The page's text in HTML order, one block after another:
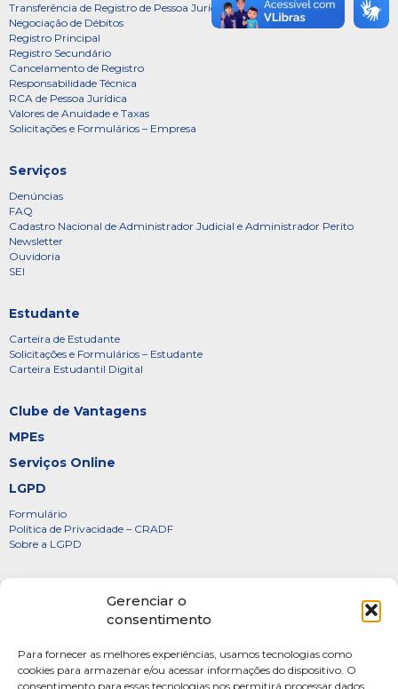
Gerenciar o
consentimento
Para fornecer as melhores experiências, usamos tecnologias como
cookies para armazenar e/ou acessar informações do dispositivo. O
consentimento para essas tecnologias nos permitirá processar dados
Transferência de Registro de Pessoa Jurídica
Negociação de Débitos
Registro Principal
Registro Secundário
Cancelamento de Registro
Responsabilidade Técnica
RCA de Pessoa Jurídica
Valores de Anuidade e Taxas
Solicitações e Formulários – Empresa
Serviços
Denúncias
FAQ
Cadastro Nacional de Administrador Judicial e Administrador Perito
Newsletter
Ouvidoria
SEI
Estudante
Carteira de Estudante
Solicitações e Formulários – Estudante
Carteira Estudantil Digital
Clube de Vantagens
MPEs
Serviços Online
LGPD
Formulário
Política de Privacidade – CRADF
Sobre a LGPD
Diretoria